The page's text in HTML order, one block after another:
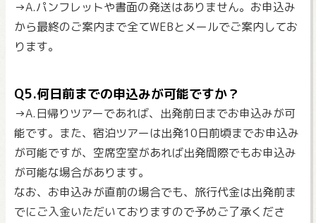
→A.パンフレットや書面の発送はありません。お申込み
から最終のご案内まで全てWEBとメールでご案内してお
ります。
Q5.何日前までの申込みが可能ですか？
→A.日帰りツアーであれば、出発前日までお申込みが可
能です。また、宿泊ツアーは出発10日前頃までお申込み
が可能ですが、空席空室があれば出発間際でもお申込み
が可能な場合があります。
なお、お申込みが直前の場合でも、旅行代金は出発前ま
でにご入金いただいておりますので予めご了承くださ